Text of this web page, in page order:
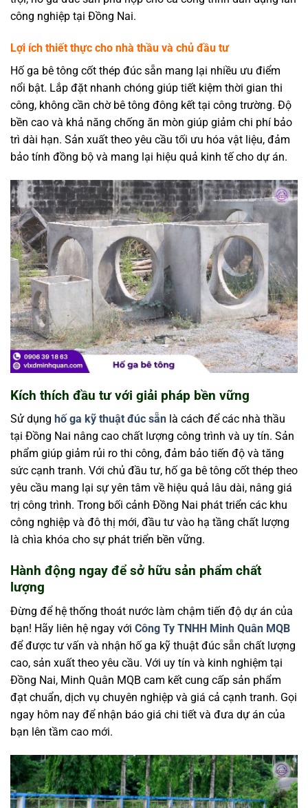
công nghiệp tại Đồng Nai.
Lợi ích thiết thực cho nhà thầu và chủ đầu tư
Hố ga bê tông cốt thép đúc sẵn mang lại nhiều ưu điểm
nổi bật. Lắp đặt nhanh chóng giúp tiết kiệm thời gian thi
công, không cần chờ bê tông đông kết tại công trường. Độ
bền cao và khả năng chống ăn mòn giúp giảm chi phí bảo
trì dài hạn. Sản xuất theo yêu cầu tối ưu hóa vật liệu, đảm
bảo tính đồng bộ và mang lại hiệu quả kinh tế cho dự án.
Kích thích đầu tư với giải pháp bền vững
Sử dụng hố ga kỹ thuật đúc sẵn là cách để các nhà thầu
tại Đồng Nai nâng cao chất lượng công trình và uy tín. Sản
phẩm giúp giảm rủi ro thi công, đảm bảo tiến độ và tăng
sức cạnh tranh. Với chủ đầu tư, hố ga bê tông cốt thép theo
yêu cầu mang lại sự yên tâm về hiệu quả lâu dài, nâng giá
trị công trình. Trong bối cảnh Đồng Nai phát triển các khu
công nghiệp và đô thị mới, đầu tư vào hạ tầng chất lượng
là chìa khóa cho sự phát triển bền vững.
Hành động ngay để sở hữu sản phẩm chất
lượng
Đừng để hệ thống thoát nước làm chậm tiến độ dự án của
bạn! Hãy liên hệ ngay với Công Ty TNHH Minh Quân MQB
để được tư vấn và nhận hố ga kỹ thuật đúc sẵn chất lượng
cao, sản xuất theo yêu cầu. Với uy tín và kinh nghiệm tại
Đồng Nai, Minh Quân MQB cam kết cung cấp sản phẩm
đạt chuẩn, dịch vụ chuyên nghiệp và giá cả cạnh tranh. Gọi
ngay hôm nay để nhận báo giá chi tiết và đưa dự án của
bạn lên tầm cao mới.